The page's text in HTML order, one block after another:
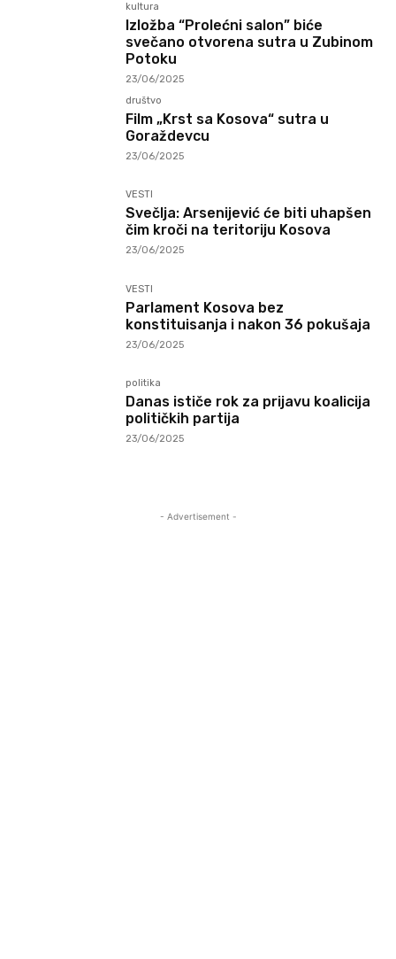
kultura
Izložba “Prolećni salon” biće
svečano otvorena sutra u Zubinom
Potoku
23/06/2025
društvo
Film „Krst sa Kosova“ sutra u
Goraždevcu
23/06/2025
VESTI
Svečlja: Arsenijević će biti uhapšen
čim kroči na teritoriju Kosova
23/06/2025
VESTI
Parlament Kosova bez
konstituisanja i nakon 36 pokušaja
23/06/2025
politika
Danas ističe rok za prijavu koalicija
političkih partija
23/06/2025
- Advertisement -